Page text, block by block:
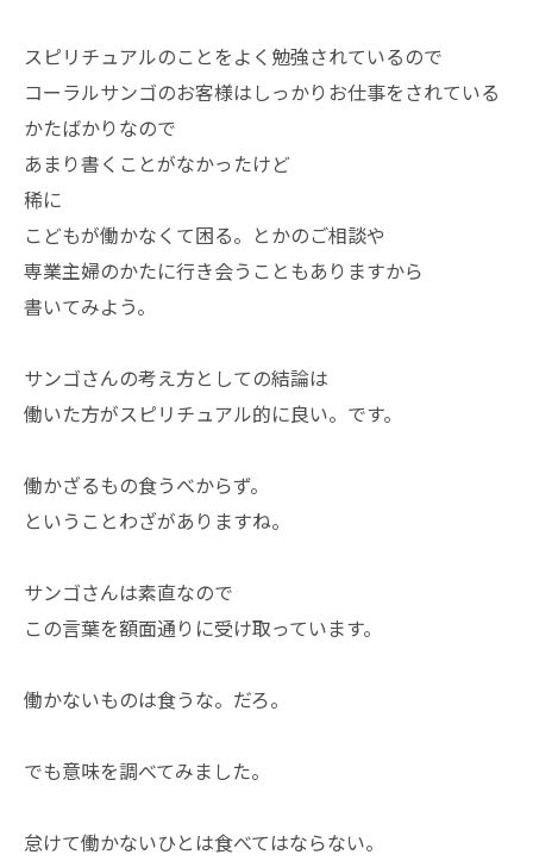
スピリチュアルのことをよく勉強されているので
コーラルサンゴのお客様はしっかりお仕事をされている
かたばかりなので
あまり書くことがなかったけど
稀に
こどもが働かなくて困る。とかのご相談や
専業主婦のかたに行き会うこともありますから
書いてみよう。
サンゴさんの考え方としての結論は
働いた方がスピリチュアル的に良い。です。
働かざるもの食うべからず。
ということわざがありますね。
サンゴさんは素直なので
この言葉を額面通りに受け取っています。
働かないものは食うな。だろ。
でも意味を調べてみました。
怠けて働かないひとは食べてはならない。